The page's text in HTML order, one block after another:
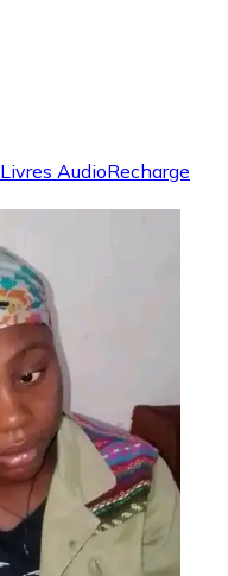
Livres AudioRecharge